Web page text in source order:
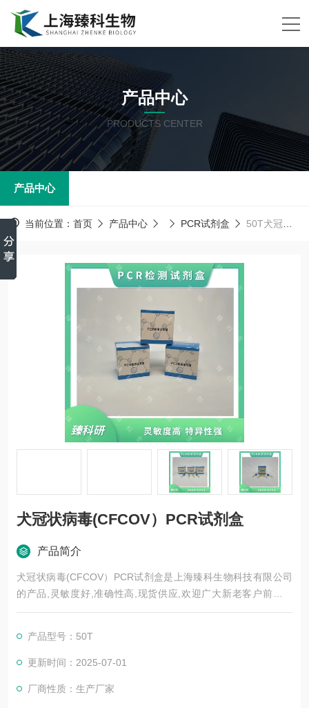
产品中心
PRODUCTS CENTER
产品中心
当前位置： 首页 产品中心 PCR试剂盒 50T犬冠状病毒(CFCOV）PCR试剂盒
犬冠状病毒(CFCOV）PCR试剂盒
产品简介
犬冠状病毒(CFCOV）PCR试剂盒是上海臻科生物科技有限公司
的产品,灵敏度好,准确性高,现货供应,欢迎广大新老客户前来选
购。
产品型号：50T
更新时间：2025-07-01
厂商性质：生产厂家